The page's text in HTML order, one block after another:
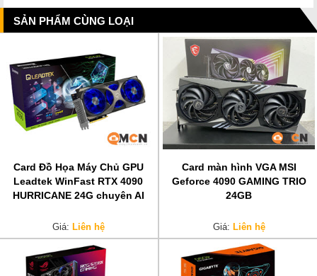
SẢN PHẨM CÙNG LOẠI
Card Đồ Họa Máy Chủ GPU
Leadtek WinFast RTX 4090
HURRICANE 24G chuyên AI
Giá: Liên hệ
Card màn hình VGA MSI
Geforce 4090 GAMING TRIO
24GB
Giá: Liên hệ